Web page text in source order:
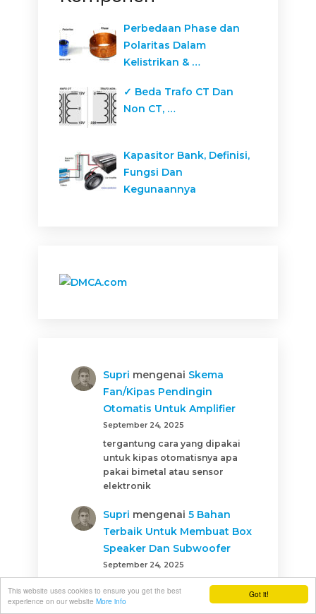
Got it!
This website uses cookies to ensure you get the best
experience on our website More info
Perbedaan Phase dan
Polaritas Dalam
Kelistrikan & …
✓ Beda Trafo CT Dan
Non CT, …
Kapasitor Bank, Definisi,
Fungsi Dan
Kegunaannya
Supri mengenai Skema
Fan/Kipas Pendingin
Otomatis Untuk Amplifier
September 24, 2025
tergantung cara yang dipakai
untuk kipas otomatisnya apa
pakai bimetal atau sensor
elektronik
Supri mengenai5 Bahan
Terbaik Untuk Membuat Box
Speaker Dan Subwoofer
September 24, 2025
wah ini lebih mantab ilmu
pertriplekannya